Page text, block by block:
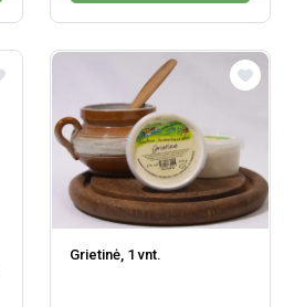
Grietinė, 1 vnt.